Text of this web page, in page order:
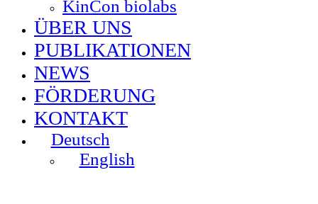
KinCon biolabs
ÜBER UNS
PUBLIKATIONEN
NEWS
FÖRDERUNG
KONTAKT
Deutsch
English